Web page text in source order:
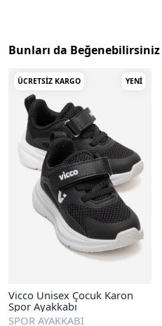
Bunları da Beğenebilirsiniz
ÜCRETSIZ KARGO YENI
Vicco Unisex Çocuk Karon
Spor Ayakkabı
SPOR AYAKKABI